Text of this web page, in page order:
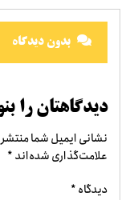
بدون دیدگاه
دیدگاهتان را
نشانی ایمیل شما
علامت‌گذاری شده‌اند*
دیدگاه*